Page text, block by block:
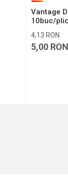
Vantage
10buc/
4,13 RON
5,00 RON